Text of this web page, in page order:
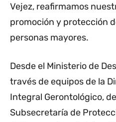
Vejez, reafirmamos
promoción y protección
personas mayores.
Desde el Ministerio de
través de equipos de la
Integral Gerontológico,
Subsecretaría de